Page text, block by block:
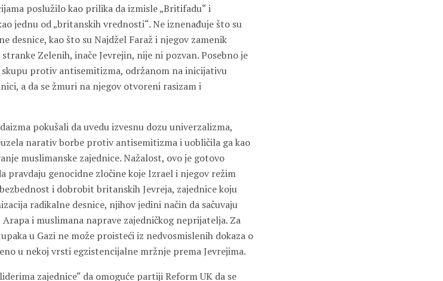
poslužilo kao prilika da izmisle „Britifadu“ i
jednu od „britanskih vrednosti“. Ne iznenađuje što su
desnice, kao što su Najdžel Faraž i njegov zamenik
Zelenih, inače Jevrejin, nije ni pozvan. Posebno je
protiv antisemitizma, održanom na inicijativu
a da se žmuri na njegov otvoreni rasizam i
pokušali da uvedu izvesnu dozu univerzalizma,
narativ borbe protiv antisemitizma i uobličila ga kao
muslimanske zajednice. Nažalost, ovo je gotovo
pravdaju genocidne zločine koje Izrael i njegov režim
i dobrobit britanskih Jevreja, zajednice koju
radikalne desnice, njihov jedini način da sačuvaju
i muslimana naprave zajedničkog neprijatelja. Za
u Gazi ne može proisteći iz nedvosmislenih dokaza o
u nekoj vrsti egzistencijalne mržnje prema Jevrejima.
zajednice“ da omoguće partiji Reform UK da se